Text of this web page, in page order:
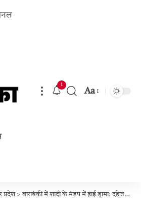
1
Aa
प्रदेश>बाराबंकी में शादी के मंडप में हाई ड्रामा: दहेज विवाद के बीच प्रेमी ने भरी दुल्हन की मांग, दूल्हा और बरात लौटी बेरंग